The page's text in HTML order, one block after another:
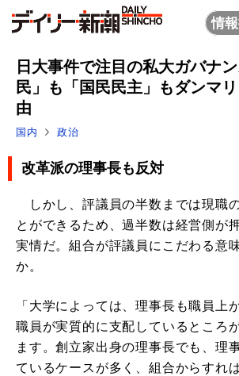
情
日大事件で注目の私大ガバナ
民」も「国民民主」もダンマ
由
国内 政治
改革派の理事長も反対
しかし、評議員の半数までは現職
とができるため、過半数は経営側が
実情だ。組合が評議員にこだわる意
か。
「大学によっては、理事長も職員上
職員が実質的に支配しているところ
ます。創立家出身の理事長でも、理
ているケースが多く、組合からすれ